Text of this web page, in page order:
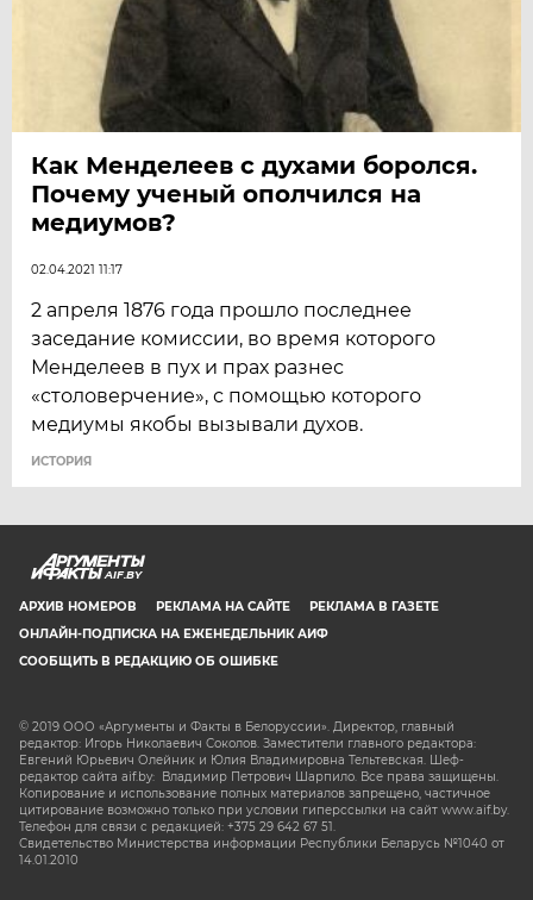
Как Менделеев с духами боролся.
Почему ученый ополчился на
медиумов?
02.04.2021 11:17
2 апреля 1876 года прошло последнее
заседание комиссии, во время которого
Менделеев в пух и прах разнес
«столоверчение», с помощью которого
медиумы якобы вызывали духов.
ИСТОРИЯ
AIF.BY
АРХИВ НОМЕРОВ РЕКЛАМА НА САЙТЕ
РЕКЛАМА В ГАЗЕТЕ
ОНЛАЙН-ПОДПИСКА НА ЕЖЕНЕДЕЛЬНИК АИФ
СООБЩИТЬ В РЕДАКЦИЮ ОБ ОШИБКЕ
© 2019 ООО «Аргументы и Факты в Белоруссии». Директор, главный
редактор: Игорь Николаевич Соколов. Заместители главного редактора:
Евгений Юрьевич Олейник и Юлия Владимировна Тельтевская. Шеф-
редактор сайта aif.by: Владимир Петрович Шарпило. Все права защищены.
Копирование и использование полных материалов запрещено, частичное
цитирование возможно только при условии гиперссылки на сайт www.aif.by.
Телефон для связи с редакцией: +375 29 642 67 51.
Свидетельство Министерства информации Республики Беларусь №1040 от
14.01.2010